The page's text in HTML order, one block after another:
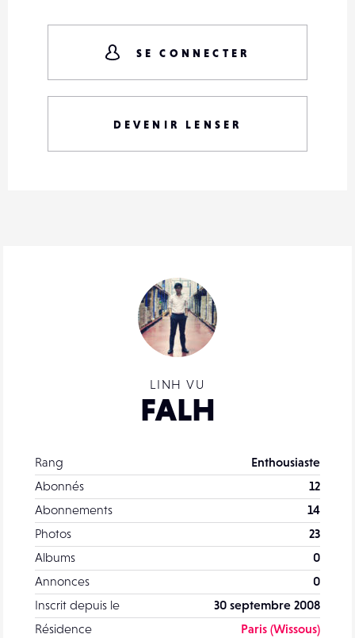
LINH VU
FALH
Rang
Enthousiaste
Abonnés
12
Abonnements
14
Photos
23
Albums
0
Annonces
0
Inscrit depuis le
30 septembre 2008
Résidence
Paris (Wissous)
SE CONNECTER
DEVENIR LENSER